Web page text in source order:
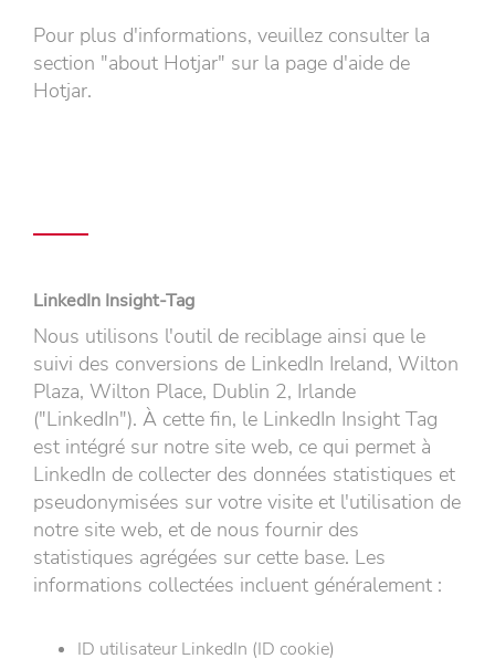
Pour plus d'informations, veuillez consulter la
section "about Hotjar" sur la page d'aide de
Hotjar.
LinkedIn Insight-Tag
Nous utilisons l'outil de reciblage ainsi que le
suivi des conversions de LinkedIn Ireland, Wilton
Plaza, Wilton Place, Dublin 2, Irlande
("LinkedIn"). À cette fin, le LinkedIn Insight Tag
est intégré sur notre site web, ce qui permet à
LinkedIn de collecter des données statistiques et
pseudonymisées sur votre visite et l'utilisation de
notre site web, et de nous fournir des
statistiques agrégées sur cette base. Les
informations collectées incluent généralement :
ID utilisateur LinkedIn (ID cookie)